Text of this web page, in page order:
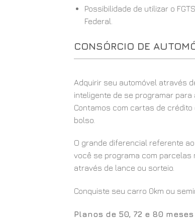
Possibilidade de utilizar o
Federal.
CONSÓRCIO DE
Adquirir seu automóvel através
inteligente de se programar
Contamos com cartas de
bolso.
O grande diferencial referente
você se programa com parcelas
através de lance ou sorteio.
Conquiste seu carro 0km ou
Planos de 50, 72 e 80